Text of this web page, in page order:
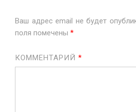
Ваш адрес email не будет
поля помечены *
КОММЕНТАРИЙ *